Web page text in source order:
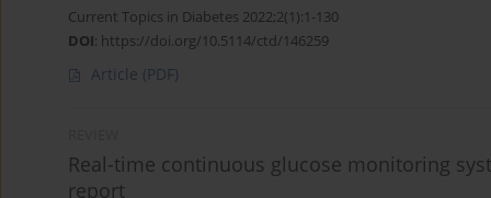
Current Topics in Diabetes 2022;2(1):1-130
DOI: https://doi.org/10.5114/ctd/146259
Article (PDF)
Real-time continuous glucose monitoring
report